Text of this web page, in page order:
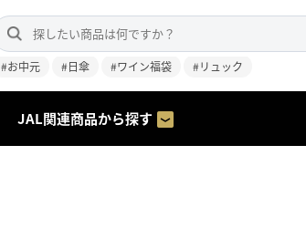
#お中元 #日傘 #ワイン福袋 #リュック
JAL関連商品から探す